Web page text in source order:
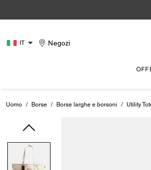
IT Negozi
Uomo / Borse / Borse larghe e borsoni / Utility